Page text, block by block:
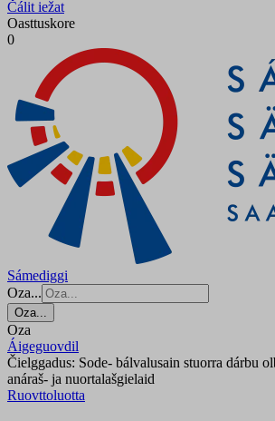
Čálit iežat
Oasttuskore
0
Sámediggi
Oza...
Oza...
Oza
Áigeguovdil
Čielggadus: Sode- bálvalusain stuorra dárbu
anáraš- ja nuortalašgielaid
Ruovttoluotta